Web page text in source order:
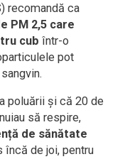
recomandă ca
PM 2,5 care
cub într-o
pot
poluării și că 20 de
să respire,
de sănătate
încă de joi, pentru